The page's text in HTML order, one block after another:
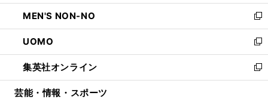
開
く
ウ
で
開
く
ン
ド
ウ
で
開
く
ウ
ィ
ン
ド
ウ
で
開
し
い
ウ
ィ
ン
ド
ウ
MEN'S NON-NO
新
し
い
ウ
ィ
ン
UOMO
新
し
い
ウ
集英社オンライン
新
し
芸能・情報・スポーツ